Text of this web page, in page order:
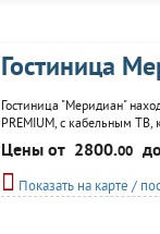
Гостиница
Гостиница "Меридиан"
PREMIUM, с кабельным
предметами первой
хранения, трансфер.
Цены от 2800.00 до
Показать на карте /